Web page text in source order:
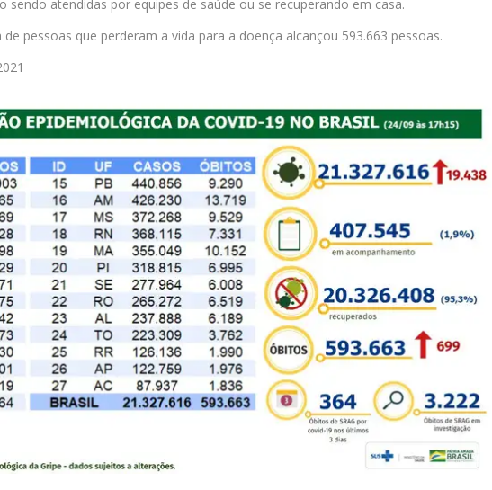
sendo atendidas por equipes de saúde ou se recuperando em casa.
pessoas que perderam a vida para a doença alcançou 593.663 pessoas.